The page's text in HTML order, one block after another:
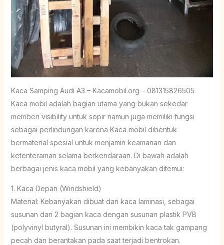
Kaca Samping Audi A3 – Kacamobil.org – 081315826505
Kaca mobil adalah bagian utama yang bukan sekedar
memberi visibility untuk sopir namun juga memiliki fungsi
sebagai perlindungan karena Kaca mobil dibentuk
bermaterial spesial untuk menjamin keamanan dan
ketenteraman selama berkendaraan. Di bawah adalah
berbagai jenis kaca mobil yang kebanyakan ditemui:
1. Kaca Depan (Windshield)
Material: Kebanyakan dibuat dari kaca laminasi, sebagai
susunan dari 2 bagian kaca dengan susunan plastik PVB
(polyvinyl butyral). Susunan ini membikin kaca tak gampang
pecah dan berantakan pada saat terjadi bentrokan.